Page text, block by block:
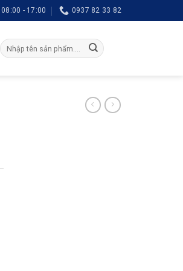
08:00 - 17:00 0937 82 33 82
Tìm
kiếm: